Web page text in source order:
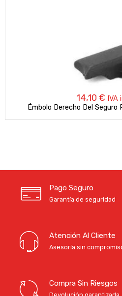
14,10 € IVA
Émbolo Derecho Del Seguro
Pago Seguro
Garantía de seguridad
Atención Al Cliente
Asesoría sin
Compra Sin Riesgos